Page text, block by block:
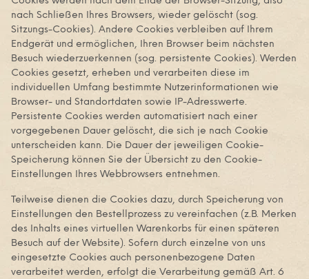
nach Schließen Ihres Browsers, wieder gelöscht (sog.
Sitzungs-Cookies). Andere Cookies verbleiben auf Ihrem
Endgerät und ermöglichen, Ihren Browser beim nächsten
Besuch wiederzuerkennen (sog. persistente Cookies). Werden
Cookies gesetzt, erheben und verarbeiten diese im
individuellen Umfang bestimmte Nutzerinformationen wie
Browser- und Standortdaten sowie IP-Adresswerte.
Persistente Cookies werden automatisiert nach einer
vorgegebenen Dauer gelöscht, die sich je nach Cookie
unterscheiden kann. Die Dauer der jeweiligen Cookie-
Speicherung können Sie der Übersicht zu den Cookie-
Einstellungen Ihres Webbrowsers entnehmen.
Teilweise dienen die Cookies dazu, durch Speicherung von
Einstellungen den Bestellprozess zu vereinfachen (z.B. Merken
des Inhalts eines virtuellen Warenkorbs für einen späteren
Besuch auf der Website). Sofern durch einzelne von uns
eingesetzte Cookies auch personenbezogene Daten
verarbeitet werden, erfolgt die Verarbeitung gemäß Art. 6